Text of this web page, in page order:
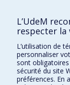
Plan du site
Accessibilité
Gabarits et image de
Agenda FMV &
La Faculté de
L’UdeM
respecter la
L’utilisation de
personnaliser
sont
sécurité du site
préférences. En